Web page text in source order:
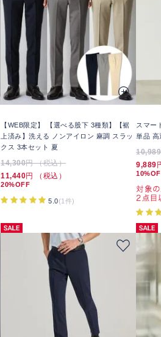
【WEB限定】 【選べる股下 3種類】【裾
上済み】洗える ノンアイロン 麻調 スラッ
クス 3本セット 夏
14,300円 （税込）
11,440円 （税込）
20%OFF
5.0(1件)
スマー
単品 高
10,989
9,889